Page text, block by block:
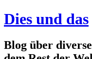
Dies und das
Blog über